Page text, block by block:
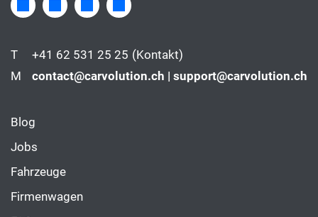
T +41 62 531 25 25 (Kontakt)
M
contact@carvolution.ch | support@carvolution.ch
Blog
Jobs
Fahrzeuge
Firmenwagen